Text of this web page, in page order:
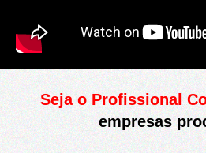
Seja o Profissional
empresas